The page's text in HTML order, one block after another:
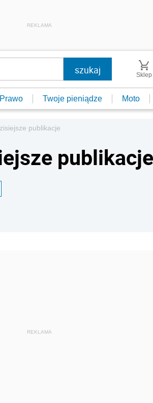
REKLAMA
Sklep
Prawo Twoje pieniądze Moto
publikacje
publikacje